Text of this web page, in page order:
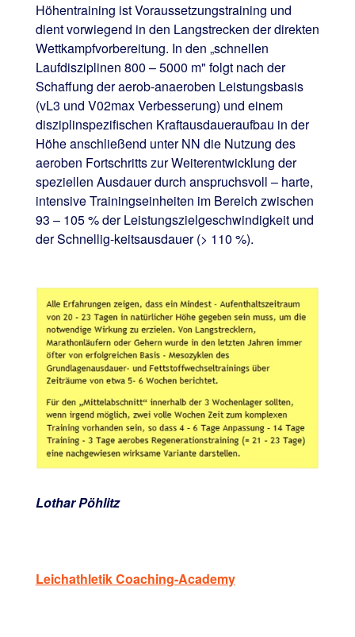
Höhentraining ist Voraussetzungstraining und
dient vorwiegend in den Langstrecken der direkten
Wettkampfvorbereitung. In den „schnellen
Laufdisziplinen 800 – 5000 m" folgt nach der
Schaffung der aerob-anaeroben Leistungsbasis
(vL3 und V02max Verbesserung) und einem
disziplinspezifischen Kraftausdaueraufbau in der
Höhe anschließend unter NN die Nutzung des
aeroben Fortschritts zur Weiterentwicklung der
speziellen Ausdauer durch anspruchsvoll – harte,
intensive Trainingseinheiten im Bereich zwischen
93 – 105 % der Leistungszielgeschwindigkeit und
der Schnellig-keitsausdauer (> 110 %).
Lothar Pöhlitz
Leichathletik Coaching-Academy